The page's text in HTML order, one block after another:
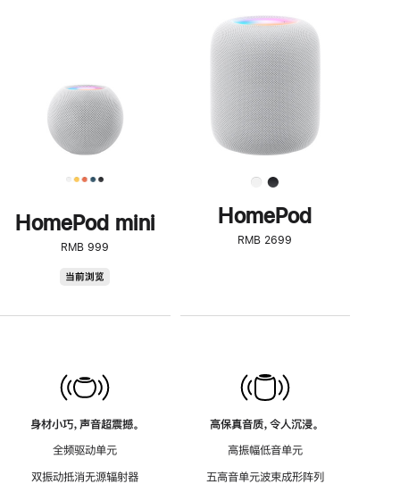
HomePod mini
RMB 999
当前浏览
身材小巧，声音超震撼。
全频驱动单元
双振动抵消无源辐射器
步
了
解
HomePod<
HomePod
RMB 2699
高保真音质，令人沉浸。
高振幅低音单元
五高音单元波束成形阵列